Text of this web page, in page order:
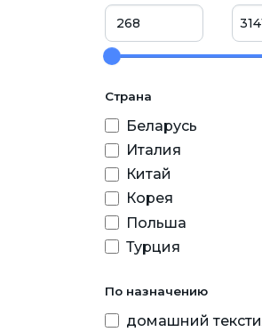
Мебель
Страна
Беларусь
Италия
Китай
Корея
Польша
Турция
По назначению
домашний